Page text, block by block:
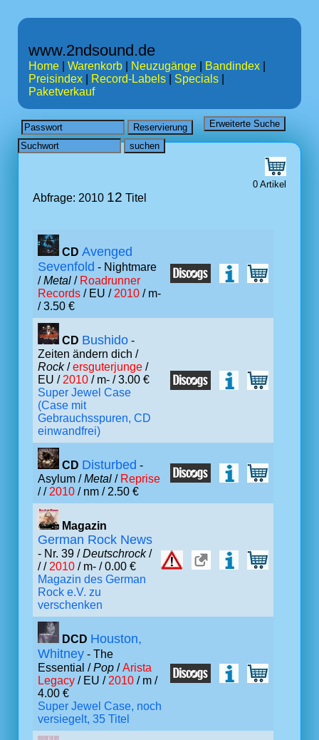
www.2ndsound.de
Home Warenkorb Neuzugänge Bandindex
Preisindex
Record-Labels Specials
Paketverkauf
0 Artikel
Abfrage: 2010 12 Titel
CD Avenged
Sevenfold - Nightmare
/Metal / Roadrunner
Records / EU / 2010 / m-
/ 3.50 €
CD Bushido -
Zeiten ändern dich /
Rock/ersguterjunge /
EU / 2010 / m- / 3.00 €
Super Jewel Case
(Case mit
Gebrauchsspuren, CD
einwandfrei)
CD Disturbed -
Asylum /Metal / Reprise
/ / 2010 / nm / 2.50 €
Magazin
German Rock News
- Nr. 39 /Deutschrock/
/ / 2010 / m- / 0.00 €
Magazin des German
Rock e.V. zu
verschenken
DCD Houston,
Whitney - The
Essential /Pop /Arista
Legacy / EU / 2010 / m /
4.00 €
Super Jewel Case, noch
versiegelt, 35 Titel